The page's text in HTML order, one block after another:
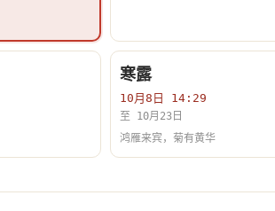
寒露
10月8日 14:29
至 10月23日
鸿雁来宾，菊有黄华